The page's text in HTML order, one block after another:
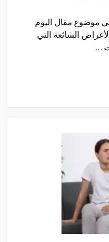
موضوع مقال اليوم
الشائعة التي
…